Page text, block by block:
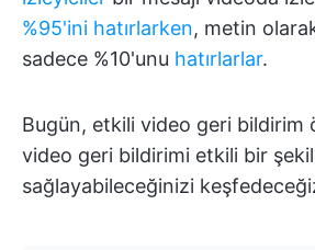
%95'ini hatırlarken, metin
sadece %10'unu hatırlarlar.
Bugün, etkili video geri bildirim
video geri bildirimi etkili bir
sağlayabileceğinizi